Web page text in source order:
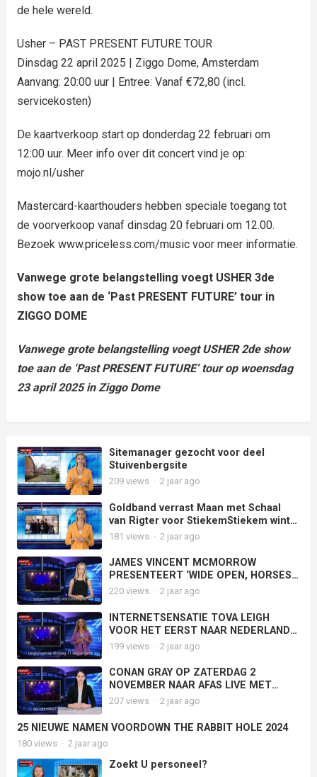
de hele wereld.
Usher – PAST PRESENT FUTURE TOUR
Dinsdag 22 april 2025 | Ziggo Dome, Amsterdam
Aanvang: 20:00 uur | Entree: Vanaf €72,80 (incl.
servicekosten)
De kaartverkoop start op donderdag 22 februari om
12:00 uur. Meer info over dit concert vind je op:
mojo.nl/usher
Mastercard-kaarthouders hebben speciale toegang tot
de voorverkoop vanaf dinsdag 20 februari om 12.00.
Bezoek www.priceless.com/music voor meer informatie.
Vanwege grote belangstelling voegt USHER 3de
show toe aan de ‘Past PRESENT FUTURE’ tour in
ZIGGO DOME
Vanwege grote belangstelling voegt USHER 2de show
toe aan de ‘Past PRESENT FUTURE’ tour op woensdag
23 april 2025 in Ziggo Dome
Sitemanager gezocht voor deel
Stuivenbergsite
209views · 2 jaar ago
Goldband verrast Maan met Schaal
van Rigter voor StiekemStiekem wint
hiermee de eerste 3FM Award van
Nederlandse track
181 views · 2 jaar ago
JAMES VINCENT MCMORROW
PRESENTEERT ‘WIDE OPEN, HORSES’
OP 19 JUNI IN CARRÉ AMSTERDAM
220views · 2 jaar ago
INTERNETSENSATIE TOVA LEIGH
VOOR HET EERST NAAR NEDERLAND
VOOR COMEDYSHOW
199views · 2 jaar ago
CONAN GRAY OP ZATERDAG 2
NOVEMBER NAAR AFAS LIVE MET
‘FOUND HEAVEN ON TOUR’
207views · 2 jaar ago
25 NIEUWE NAMEN VOORDOWN THE RABBIT HOLE 2024
180views · 2 jaar ago
Zoekt U personeel?